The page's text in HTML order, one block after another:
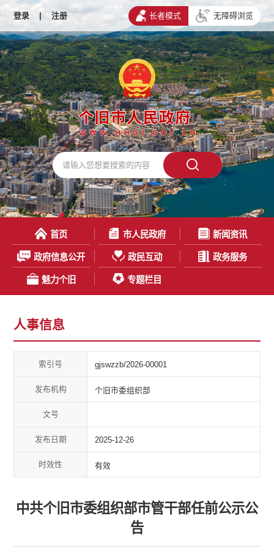
登录 | 注册 长者模式 无障碍浏览
首页 市人民政府 新闻资讯
政府信息公开 政民互动 政务服务
魅力个旧 专题栏目
人事信息
索引号 gjswzzb/2026-00001
发布机构 个旧市委组织部
文号
发布日期 2025-12-26
时效性 有效
中共个旧市委组织部市管干部任前公示公
告